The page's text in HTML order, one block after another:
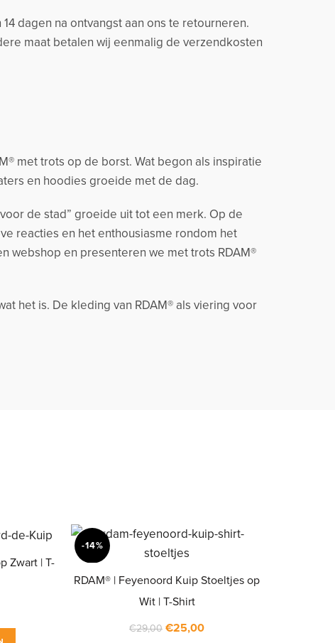
dagen na ontvangst aan ons te retourneren.
maat betalen wij eenmalig de verzendkosten
met trots op de borst. Wat begon als inspiratie
en hoodies groeide met de dag.
de stad” groeide uit tot een merk. Op de
reacties en het enthousiasme rondom het
webshop en presenteren we met trots RDAM®
het is. De kleding van RDAM® als viering voor
Zwart | T-
-14%
RDAM® | Feyenoord Kuip Stoeltjes op
Wit | T-Shirt
€29,00 Oorspronkelijke
€25,00Huidige